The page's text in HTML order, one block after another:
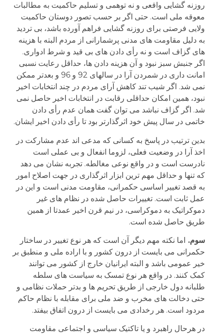
روزنه گشایی واقعی و نه توهمی و تسلیم حاکمیت به مطالبات
معوقه ملی است. حتی اگر بر حسب تصور دوستان حاکمیت
ولایی فرصتی برای روزنه گشایی فراهم آورده باشد، بی تردید
به دلیل مقاومت های مدنی پرشمارانی از مردم البته با هزینه
های گزاف است و نه رأی دادن های بی قید و شرط ادواری.
اگر جنبش سبز نبود و آن هزینه دادن ها، حداقل رعایت نسبی
امانت داری در شمردن آرا در سالهای 92 و 96 و بعدتر ممکن
نمی شد. اگر شیب تند کاهش آرای مردم در چند انتخابات اخیر
نبود، همین امکان حداقلی رقابت در انتخابات اخیر حاصل نمی
شد. اگر گزاف نباشد می توان گفت همان عدم رأی دادن
خاتمی در سال پیش خود اثرگذارتر بود تا رأی دادن اخیر ایشان.
بدین ترتیب در پاسخ به کسانی که مدعی اند عدم مشارکت در
اخذ آرا در وضعیت فعلی، لزوما انفعال و بی عملی است
نادرست است و در واقع نوعی مغالطه. تجربه نشان می دهد
که تنها و حداقل مهم ترین ابزار اثرگذاری در جهت اصلاح امور
به قصد تغییر اساسی حکمرانی، مقاومت مدنی است و این در
عمل ثابت است. تغییرات حاصل شده در نظام های غیر
دموکراتیک به دموکراسی، در نیم قرن اخیر عمدتا از همین
طریق حاصل شده است.
سوم. اما نکته مهم دیگر آن است که هر نوع تغییر در ساختار
حکمرانی می بایست از درون کشور و با اراده ملی و منطبق بر
خیر عمومی باشد و البته ایرانیان خارج از کشور می توانند
کمک کنند. در واقع هر نوع تمسک به سیاست های سلطه
طلبانه دول خارجی از طریق تحریم ها و بدتر حملات نظامی و
حتی دخالت های مخرب و ضد ملی برای مقابله با نظام حاکم
مردود است. هر رخدادی می بایست از درون اتفاق بیفتد.
در هرحال راهبرد و یا تاکتیک سیاسی و اجتماعی مقاومت